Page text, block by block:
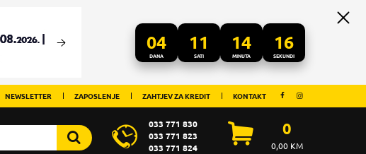
04
DANA
11
SATI
14
MINUTA
16
SEKUNDI
NEWSLETTER ZAPOSLENJE ZAHTJEV ZA KREDIT KONTAKT
033 771 830
033 771 823
033 771 824
0
0,00KM